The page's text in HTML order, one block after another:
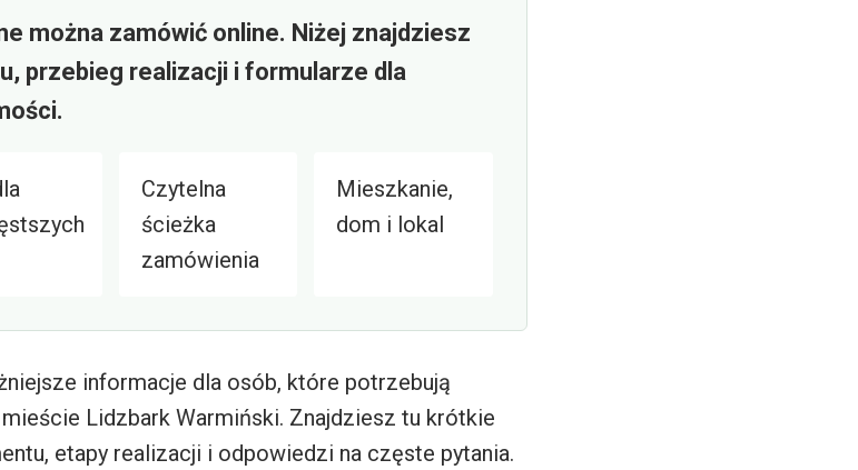
można zamówić online. Niżej znajdziesz
przebieg realizacji i formularze dla
Czytelna
ścieżka
zamówienia
Mieszkanie,
dom i lokal
informacje dla osób, które potrzebują
Lidzbark Warmiński. Znajdziesz tu krótkie
etapy realizacji i odpowiedzi na częste pytania.